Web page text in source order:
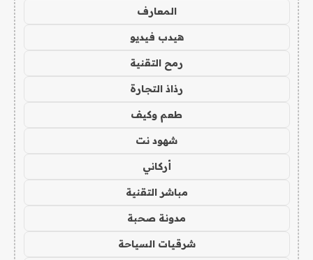
المعارف
هيدب فيديو
رمح التقنية
رذاذ التجارة
طعم وكيف
شهود نت
أركاني
مباشر التقنية
مدونة صحبة
شرقيات السياحة